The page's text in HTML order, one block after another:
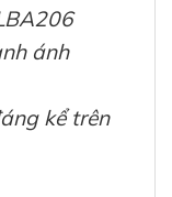
ánh
kể trên